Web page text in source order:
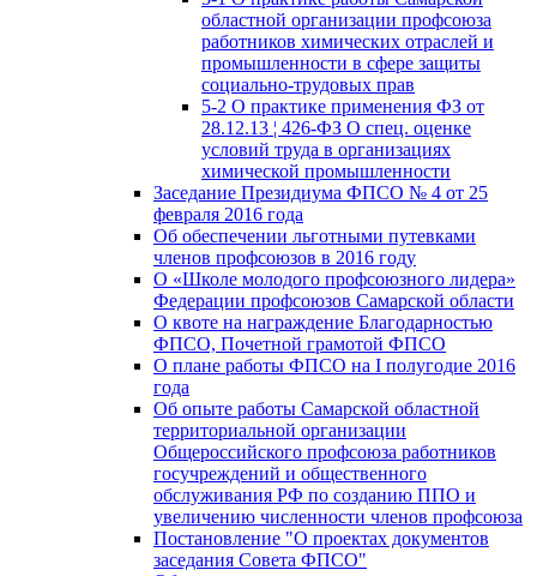
областной организации профсоюза
работников химических отраслей и
промышленности в сфере защиты
социально-трудовых прав
5-2 О практике применения ФЗ от
28.12.13 ¦ 426-ФЗ О спец. оценке
условий труда в организациях
химической промышленности
Заседание Президиума ФПСО № 4 от 25
февраля 2016 года
Об обеспечении льготными путевками
членов профсоюзов в 2016 году
О «Школе молодого профсоюзного лидера»
Федерации профсоюзов Самарской области
О квоте на награждение Благодарностью
ФПСО, Почетной грамотой ФПСО
О плане работы ФПСО на I полугодие 2016
года
Об опыте работы Самарской областной
территориальной организации
Общероссийского профсоюза работников
госучреждений и общественного
обслуживания РФ по созданию ППО и
увеличению численности членов профсоюза
Постановление "О проектах документов
заседания Совета ФПСО"